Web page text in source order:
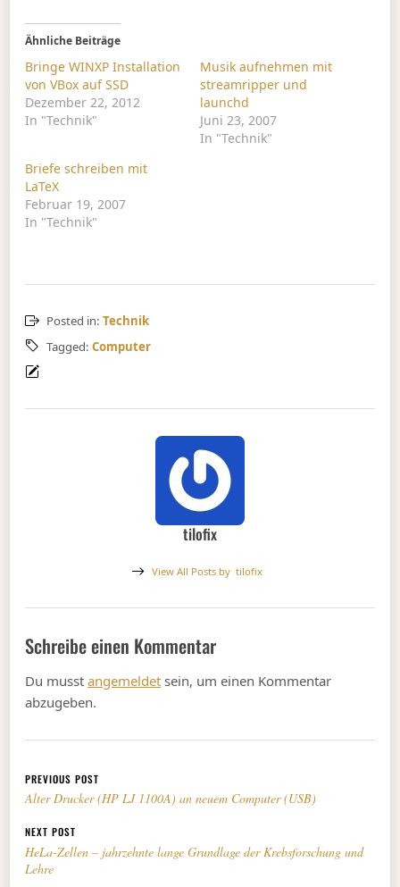
Ähnliche Beiträge
Bringe WINXP Installation
von VBox auf SSD
Dezember 22, 2012
In "Technik"
Musik aufnehmen mit
streamripper und
launchd
Juni 23, 2007
In "Technik"
Briefe schreiben mit
LaTeX
Februar 19, 2007
In "Technik"
Posted in: Technik
Tagged: Computer
tilofix
View All Posts by tilofix
Schreibe einen Kommentar
Du musstangemeldet sein, um einen Kommentar
abzugeben.
Beitragsnavigation
PREVIOUS POST
Alter Drucker (HP LJ 1100A) an neuem Computer (USB)
NEXT POST
HeLa-Zellen – jahrzehnte lange Grundlage der Krebsforschung und
Lehre